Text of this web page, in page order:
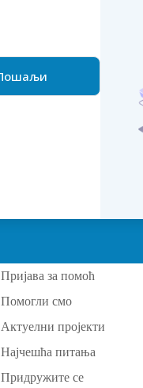
Пријава за помоћ
Помогли смо
Актуелни пројекти
Најчешћа питања
Придружите се